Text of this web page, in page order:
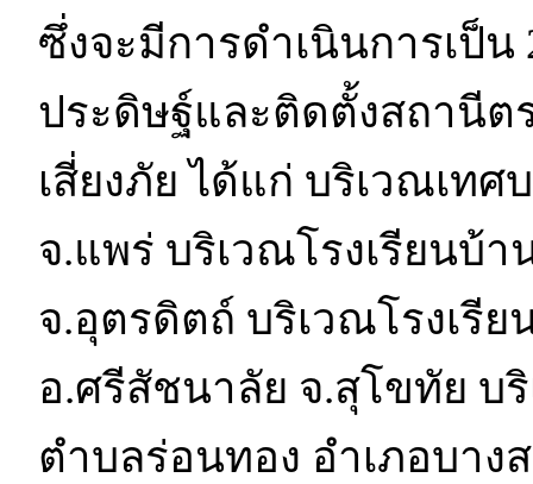
ซึ่งจะมีการดำเนินการเป็
ประดิษฐ์และติดตั้งสถานี
เสี่ยงภัย ได้แก่ บริเวณเท
จ.แพร่ บริเวณโรงเรียนบ้
จ.อุตรดิตถ์ บริเวณโรงเรี
อ.ศรีสัชนาลัย จ.สุโขทัย บ
ตำบลร่อนทอง อำเภอบา